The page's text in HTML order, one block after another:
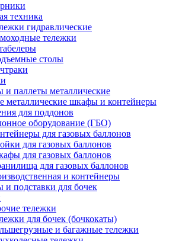
техника
гидравлические
тележки
столы
и паллеты металлические
металлические шкафы и контейнеры
для поддонов
оборудование (ГБО)
для газовых баллонов
для газовых баллонов
для газовых баллонов
для газовых баллонов
и контейнеры
подставки для бочек
тележки
для бочек (бочкокаты)
и багажные тележки